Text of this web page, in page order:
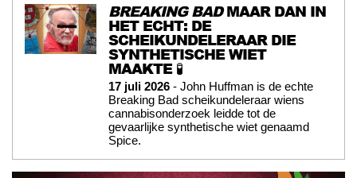
BREAKING BADMAAR DAN IN
HET ECHT: DE
SCHEIKUNDELERAAR DIE
SYNTHETISCHE WIET
MAAKTE 🧪
17 juli 2026 - John Huffman is de echte
Breaking Bad scheikundeleraar wiens
cannabisonderzoek leidde tot de
gevaarlijke synthetische wiet genaamd
Spice.